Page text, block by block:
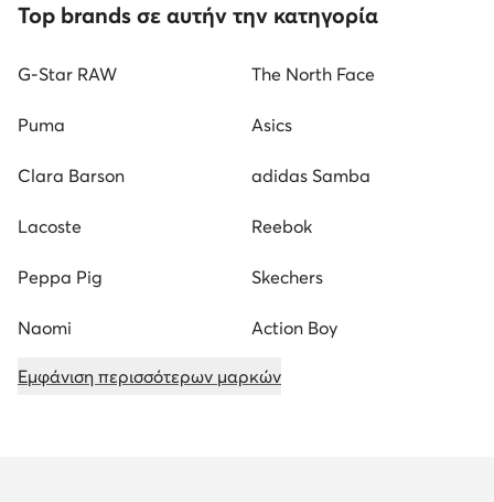
Top brands σε αυτήν την κατηγορία
G-Star RAW The North Face
Puma Asics
Clara Barson adidas Samba
Lacoste Reebok
Peppa Pig Skechers
Naomi Action Boy
Εμφάνιση περισσότερων μαρκών